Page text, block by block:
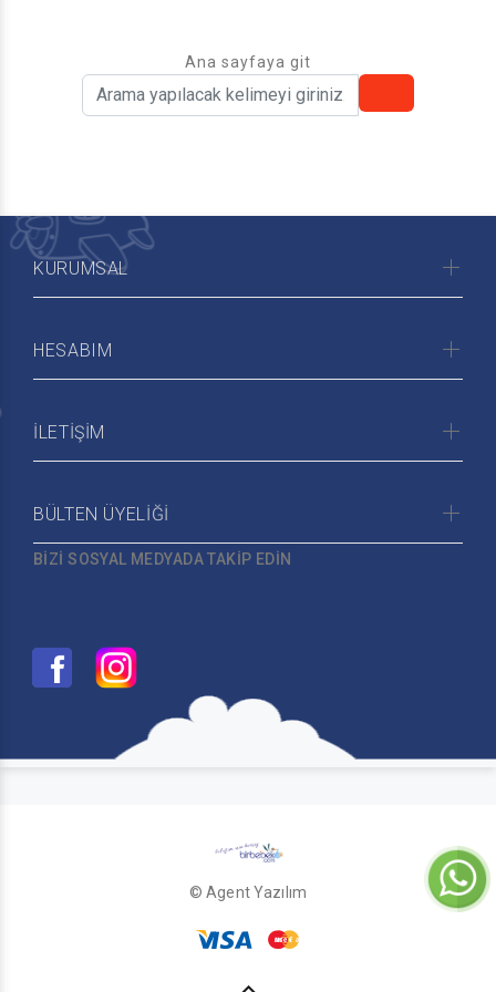
Ana sayfaya git
KURUMSAL
HESABIM
İLETİŞİM
BÜLTEN ÜYELİĞİ
BİZİ SOSYAL MEDYADA TAKİP EDİN
© Agent Yazılım